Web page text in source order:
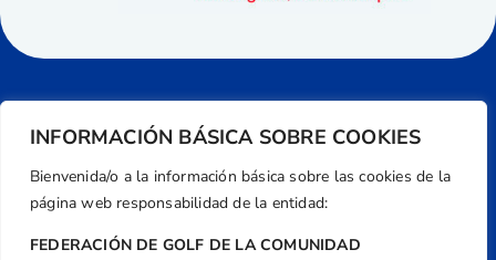
INFORMACIÓN BÁSICA SOBRE COOKIES
Bienvenida/o a la información básica sobre las cookies de la
página web responsabilidad de la entidad:
FEDERACIÓN DE GOLF DE LA COMUNIDAD